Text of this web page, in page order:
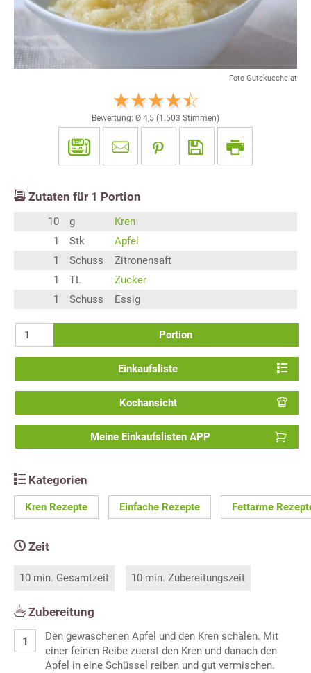
Foto Gutekueche.at
Bewertung: Ø 4,5 (1.503 Stimmen)
Zutaten für 1 Portion
10 g
Kren
1
Stk
Apfel
1
Schuss
Zitronensaft
1
TL
Zucker
1
Schuss Essig
Portion
Einkaufsliste
Kochansicht
Meine Einkaufslisten APP
Kategorien
Kren Rezepte Einfache Rezepte Fettarme
Zeit
10 min. Gesamtzeit 10 min. Zubereitungszeit
Zubereitung
Den gewaschenen Apfel und den Kren schälen. Mit
einer feinen Reibe zuerst den Kren und danach den
Apfel in eine Schüssel reiben und gut vermischen.